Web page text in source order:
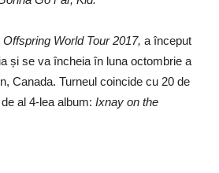
Offspring World Tour 2017, a început
și se va încheia în luna octombrie a
Canada. Turneul coincide cu 20 de
al 4-lea album: Ixnay on the